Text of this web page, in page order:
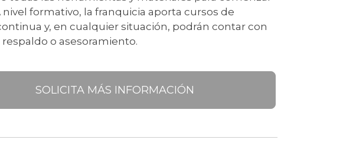
nivel formativo, la franquicia aporta cursos de
y, en cualquier situación, podrán contar con
respaldo o asesoramiento.
SOLICITA MÁS INFORMACIÓN